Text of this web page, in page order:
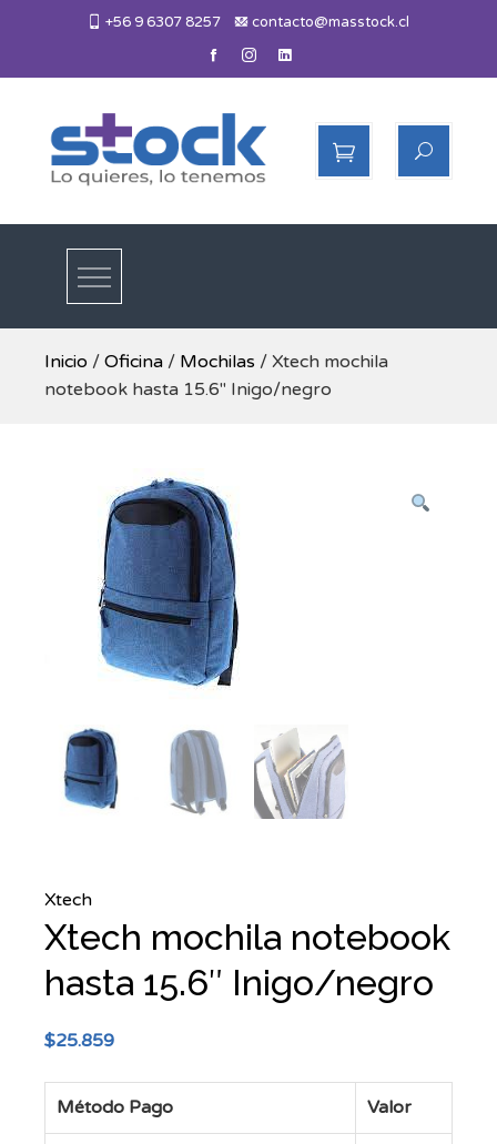
+56 9 6307 8257 contacto@masstock.cl
Más Stock
Inicio / Oficina / Mochilas / Xtech mochila
notebook hasta 15.6″ Inigo/negro
Xtech
Xtech mochila notebook
hasta 15.6″ Inigo/negro
$25.859
Método Pago Valor